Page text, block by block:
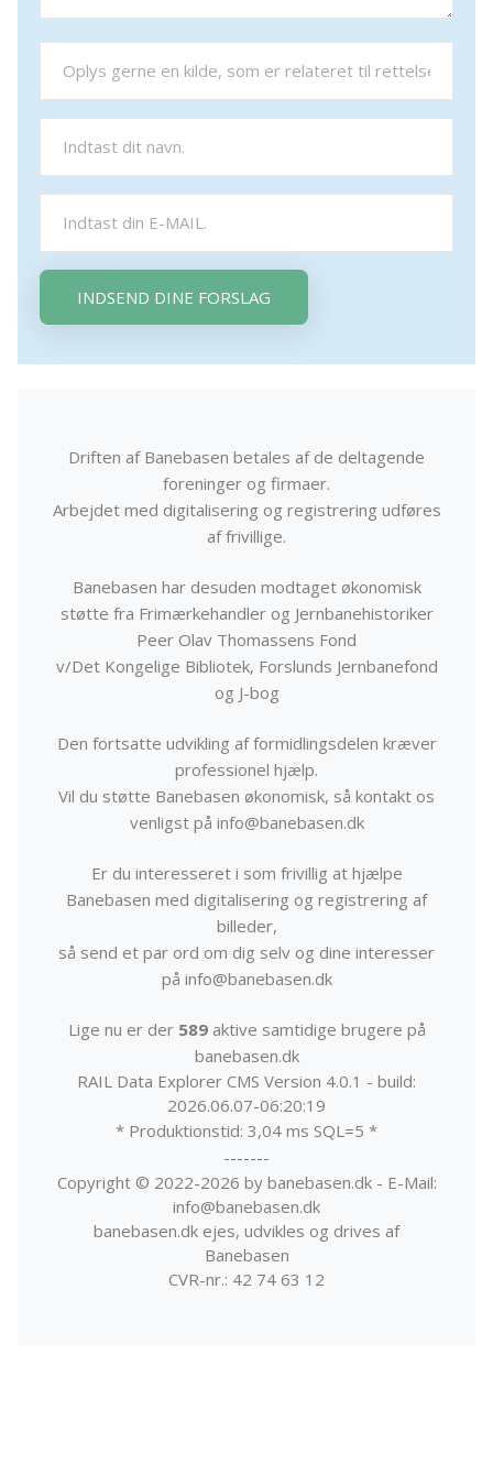
INDSEND DINE FORSLAG
Driften af Banebasen betales af de deltagende
foreninger og firmaer.
Arbejdet med digitalisering og registrering udføres
af frivillige.
Banebasen har desuden modtaget økonomisk
støtte fra Frimærkehandler og Jernbanehistoriker
Peer Olav Thomassens Fond
v/Det Kongelige Bibliotek, Forslunds Jernbanefond
og J-bog
Den fortsatte udvikling af formidlingsdelen kræver
professionel hjælp.
Vil du støtte Banebasen økonomisk, så kontakt os
venligst på info@banebasen.dk
Er du interesseret i som frivillig at hjælpe
Banebasen med digitalisering og registrering af
billeder,
så send et par ord om dig selv og dine interesser
på info@banebasen.dk
Lige nu er der 589aktive samtidige brugere på
banebasen.dk
RAIL Data Explorer CMS Version 4.0.1 - build:
2026.06.07-06:20:19
* Produktionstid: 3,04 ms SQL=5 *
-------
Copyright © 2022-2026 by banebasen.dk - E-Mail:
info@banebasen.dk
banebasen.dk ejes, udvikles og drives af
Banebasen
CVR-nr.: 42 74 63 12